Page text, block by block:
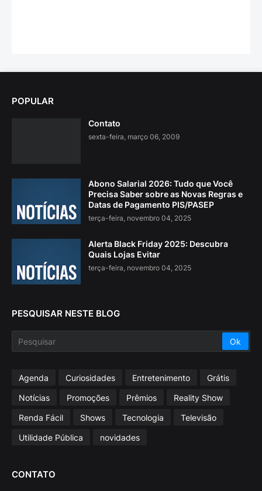
POPULAR
Contato
sexta-feira, março 06, 2009
Abono Salarial 2026: Tudo que Você
Precisa Saber sobre as Novas Regras e
Datas de Pagamento PIS/PASEP
terça-feira, novembro 04, 2025
Alerta Black Friday 2025: Descubra
Quais Lojas Evitar
terça-feira, novembro 04, 2025
PESQUISAR NESTE BLOG
Agenda Curiosidades Entretenimento
Grátis
Notícias
Promoções Prêmios
Reality Show
Renda Fácil
Shows Tecnologia
Televisão
Utilidade Pública
novidades
CONTATO